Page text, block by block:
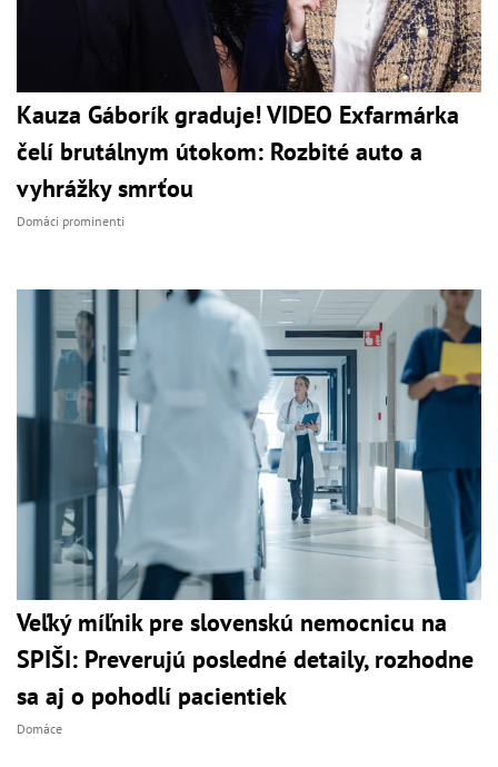
Kauza Gáborík graduje! VIDEO Exfarmárka
čelí brutálnym útokom: Rozbité auto a
vyhrážky smrťou
Domáci prominenti
Veľký míľnik pre slovenskú nemocnicu na
SPIŠI: Preverujú posledné detaily, rozhodne
sa aj o pohodlí pacientiek
Domáce